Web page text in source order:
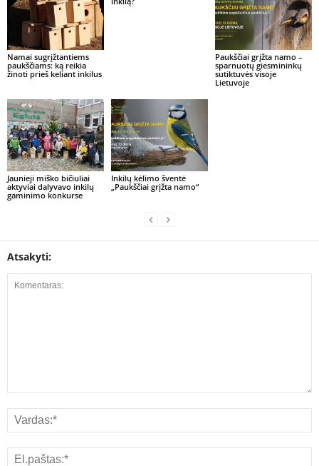
Namai sugrįžtantiems
paukščiams: ką reikia
žinoti prieš keliant inkilus
Paukščiai grįžta namo –
sparnuotų giesmininkų
sutiktuvės visoje
Lietuvoje
Jaunieji miško bičiuliai
aktyviai dalyvavo inkilų
gaminimo konkurse
Inkilų kėlimo šventė
„Paukščiai grįžta namo“
Atsakyti: